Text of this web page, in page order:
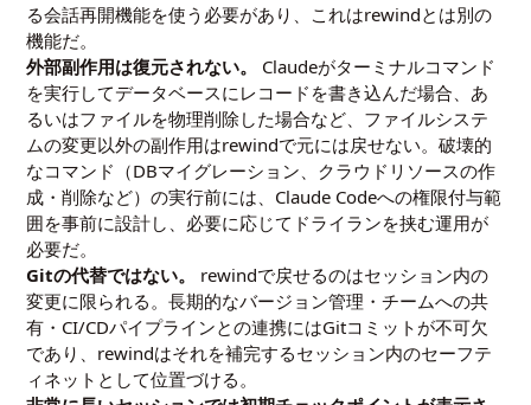
る会話再開機能を使う必要があり、これはrewindとは別の
機能だ。
外部副作用は復元されない。
Claudeがターミナルコマンド
を実行してデータベースにレコードを書き込んだ場合、あ
るいはファイルを物理削除した場合など、ファイルシステ
ムの変更以外の副作用はrewindで元には戻せない。破壊的
なコマンド（DBマイグレーション、クラウドリソースの作
成・削除など）の実行前には、Claude Codeへの権限付与範
囲を事前に設計し、必要に応じてドライランを挟む運用が
必要だ。
Gitの代替ではない。
rewindで戻せるのはセッション内の
変更に限られる。長期的なバージョン管理・チームへの共
有・CI/CDパイプラインとの連携にはGitコミットが不可欠
であり、rewindはそれを補完するセッション内のセーフテ
ィネットとして位置づける。